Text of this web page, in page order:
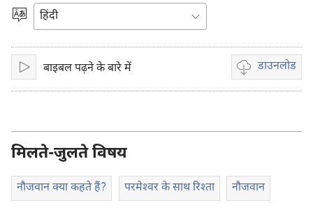
चलाइए
भाषा
चलाइएबाइबल पढ़ने के बारे में डाउनलोड
वीडियो
रिकॉर्डिंग
मिलते-जुलते विषय
नौजवान क्या कहते हैं? परमेश्‍वर के साथ रिश्‍ता नौजवान